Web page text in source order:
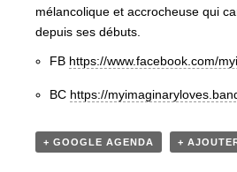
mélancolique et accrocheuse qui
depuis ses débuts.
FB https://www.facebook.com/
BC https://
+ GOOGLE AGENDA +